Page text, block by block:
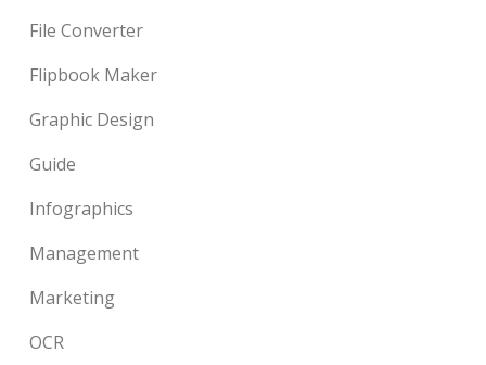
File Converter
Flipbook Maker
Graphic Design
Guide
Infographics
Management
Marketing
OCR